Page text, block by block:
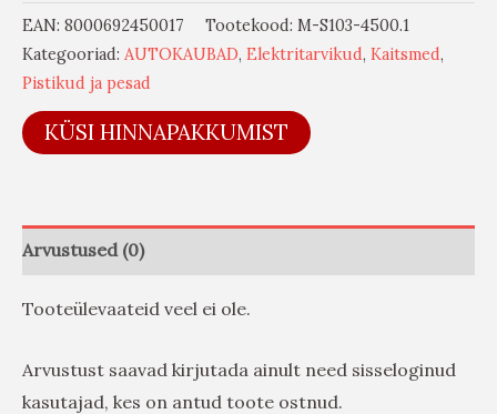
EAN: 8000692450017 Tootekood: M-S103-4500.1
Kategooriad: AUTOKAUBAD, Elektritarvikud, Kaitsmed,
Pistikud ja pesad
KÜSI HINNAPAKKUMIST
Arvustused (0)
Tooteülevaateid veel ei ole.
Arvustust saavad kirjutada ainult need sisseloginud
kasutajad, kes on antud toote ostnud.